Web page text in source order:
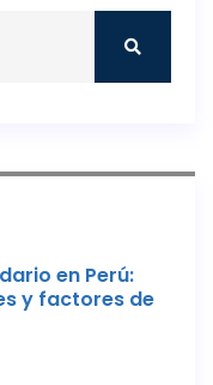
en Perú:
y factores de